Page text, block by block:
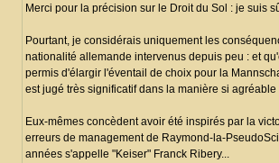
Merci pour la précision sur le Droit du Sol : je suis
Pourtant, je considérais uniquement les
nationalité allemande intervenus depuis peu : et
permis d'élargir l'éventail de choix pour la
est jugé très significatif dans la manière si
Eux-mêmes concèdent avoir été inspirés par la
erreurs de management de Raymond-la-
années s'appelle "Keiser" Franck Ribery...